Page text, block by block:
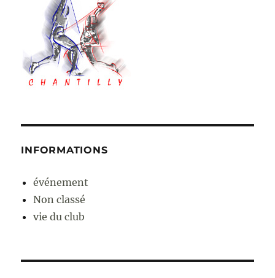
INFORMATIONS
événement
Non classé
vie du club